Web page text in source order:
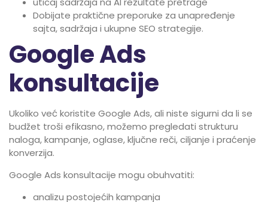
Dobijate praktične preporuke za unapređenje
sajta, sadržaja i ukupne SEO strategije.
Google Ads
konsultacije
Ukoliko već koristite Google Ads, ali niste sigurni da li se
budžet troši efikasno, možemo pregledati strukturu
naloga, kampanje, oglase, ključne reči, ciljanje i praćenje
konverzija.
Google Ads konsultacije mogu obuhvatiti:
analizu postojećih kampanja